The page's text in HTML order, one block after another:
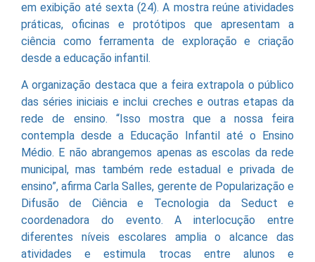
em exibição até sexta (24). A mostra reúne atividades
práticas, oficinas e protótipos que apresentam a
ciência como ferramenta de exploração e criação
desde a educação infantil.
A organização destaca que a feira extrapola o público
das séries iniciais e inclui creches e outras etapas da
rede de ensino. “Isso mostra que a nossa feira
contempla desde a Educação Infantil até o Ensino
Médio. E não abrangemos apenas as escolas da rede
municipal, mas também rede estadual e privada de
ensino”, afirma Carla Salles, gerente de Popularização e
Difusão de Ciência e Tecnologia da Seduct e
coordenadora do evento. A interlocução entre
diferentes níveis escolares amplia o alcance das
atividades e estimula trocas entre alunos e